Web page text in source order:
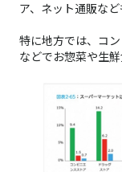
ア、ネット通販など
特に地方では、コ
などでお惣菜や生